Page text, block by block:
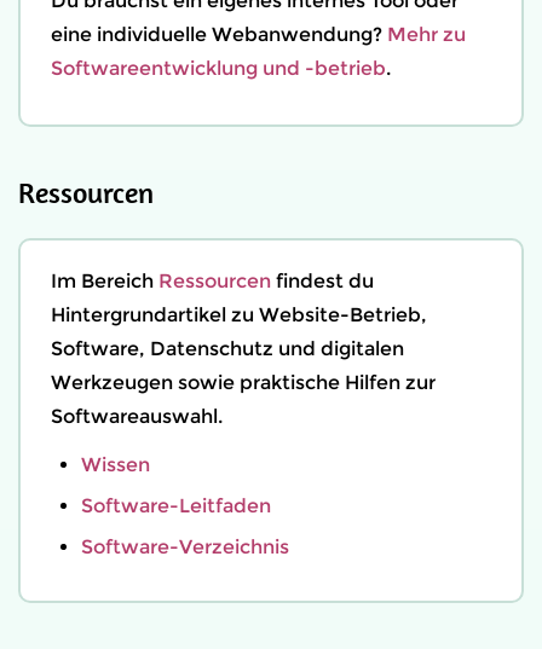
eine individuelle Webanwendung? Mehr zu
Softwareentwicklung und -betrieb.
Ressourcen
Im Bereich Ressourcen findest du
Hintergrundartikel zu Website-Betrieb,
Software, Datenschutz und digitalen
Werkzeugen sowie praktische Hilfen zur
Softwareauswahl.
Wissen
Software-Leitfaden
Software-Verzeichnis